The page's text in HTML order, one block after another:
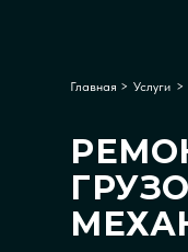
>
> Услуги
Главная